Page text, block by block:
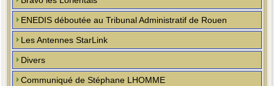
ENEDIS déboutée au Tribunal Administratif de Rouen
Les Antennes StarLink
Divers
Communiqué de Stéphane LHOMME